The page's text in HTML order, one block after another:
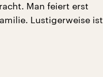
Man feiert erst
Lustigerweise ist